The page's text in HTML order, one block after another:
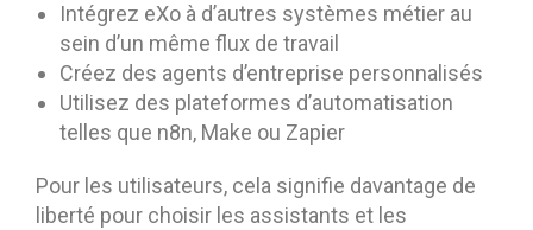
Intégrez eXo à d’autres systèmes métier au
sein d’un même flux de travail
Créez des agents d’entreprise personnalisés
Utilisez des plateformes d’automatisation
telles que n8n, Make ou Zapier
Pour les utilisateurs, cela signifie davantage de
liberté pour choisir les assistants et les